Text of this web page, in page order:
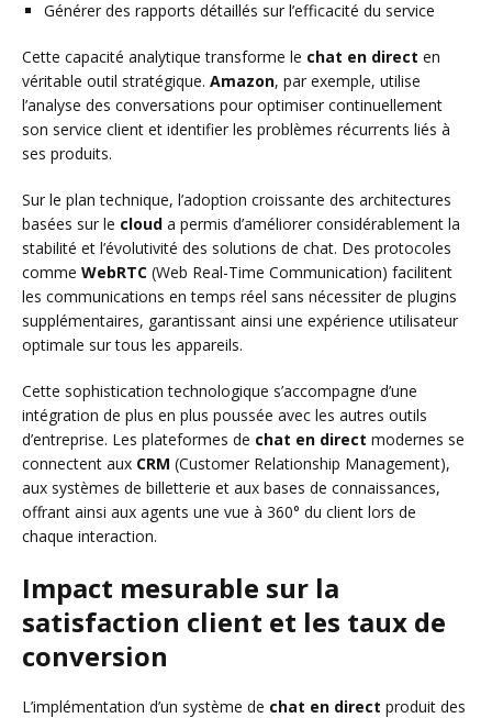
Générer des rapports détaillés sur l’efficacité du service
Cette capacité analytique transforme le chat en direct en
véritable outil stratégique. Amazon, par exemple, utilise
l’analyse des conversations pour optimiser continuellement
son service client et identifier les problèmes récurrents liés à
ses produits.
Sur le plan technique, l’adoption croissante des architectures
basées sur le cloud a permis d’améliorer considérablement la
stabilité et l’évolutivité des solutions de chat. Des protocoles
comme WebRTC (Web Real-Time Communication) facilitent
les communications en temps réel sans nécessiter de plugins
supplémentaires, garantissant ainsi une expérience utilisateur
optimale sur tous les appareils.
Cette sophistication technologique s’accompagne d’une
intégration de plus en plus poussée avec les autres outils
d’entreprise. Les plateformes de chat en direct modernes se
connectent aux CRM (Customer Relationship Management),
aux systèmes de billetterie et aux bases de connaissances,
offrant ainsi aux agents une vue à 360° du client lors de
chaque interaction.
Impact mesurable sur la
satisfaction client et les taux de
conversion
L’implémentation d’un système de chat en direct produit des